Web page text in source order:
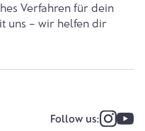
Verfahren für dein
uns – wir helfen dir
Follow us: